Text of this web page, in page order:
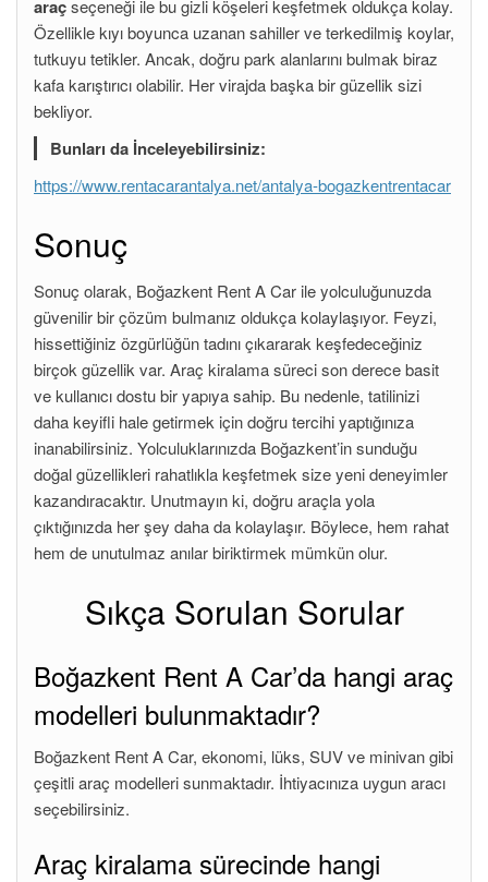
araçseçeneği ile bu gizli köşeleri keşfetmek oldukça kolay.
Özellikle kıyı boyunca uzanan sahiller ve terkedilmiş koylar,
tutkuyu tetikler. Ancak, doğru park alanlarını bulmak biraz
kafa karıştırıcı olabilir. Her virajda başka bir güzellik sizi
bekliyor.
Bunları da İnceleyebilirsiniz:
https://www.rentacarantalya.net/antalya-bogazkentrentacar
Sonuç
Sonuç olarak, Boğazkent Rent A Car ile yolculuğunuzda
güvenilir bir çözüm bulmanız oldukça kolaylaşıyor. Feyzi,
hissettiğiniz özgürlüğün tadını çıkararak keşfedeceğiniz
birçok güzellik var. Araç kiralama süreci son derece basit
ve kullanıcı dostu bir yapıya sahip. Bu nedenle, tatilinizi
daha keyifli hale getirmek için doğru tercihi yaptığınıza
inanabilirsiniz. Yolculuklarınızda Boğazkent’in sunduğu
doğal güzellikleri rahatlıkla keşfetmek size yeni deneyimler
kazandıracaktır. Unutmayın ki, doğru araçla yola
çıktığınızda her şey daha da kolaylaşır. Böylece, hem rahat
hem de unutulmaz anılar biriktirmek mümkün olur.
Sıkça Sorulan Sorular
Boğazkent Rent A Car’da hangi araç
modelleri bulunmaktadır?
Boğazkent Rent A Car, ekonomi, lüks, SUV ve minivan gibi
çeşitli araç modelleri sunmaktadır. İhtiyacınıza uygun aracı
seçebilirsiniz.
Araç kiralama sürecinde hangi